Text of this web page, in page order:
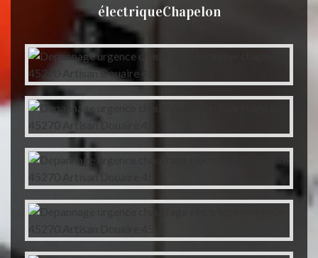
électriqueChapelon